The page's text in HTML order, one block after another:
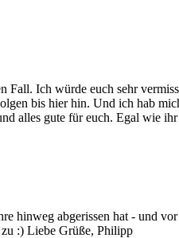
Ich würde euch sehr
bis hier hin. Und ich hab
alles gute für euch. Egal wie
hinweg abgerissen hat - und
:) Liebe Grüße, Philipp